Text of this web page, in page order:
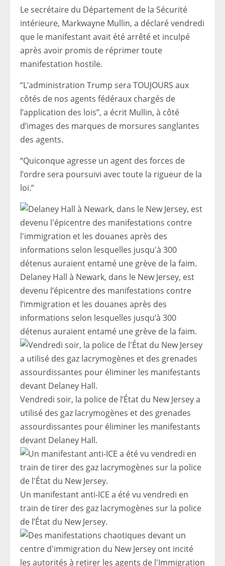
Le secrétaire du Département de la Sécurité
intérieure, Markwayne Mullin, a déclaré vendredi
que le manifestant avait été arrêté et inculpé
après avoir promis de réprimer toute
manifestation hostile.
“L’administration Trump sera TOUJOURS aux
côtés de nos agents fédéraux chargés de
l’application des lois”, a écrit Mullin, à côté
d’images des marques de morsures sanglantes
des agents.
“Quiconque agresse un agent des forces de
l’ordre sera poursuivi avec toute la rigueur de la
loi.”
Delaney Hall à Newark, dans le New Jersey, est
devenu l’épicentre des manifestations contre
l’immigration et les douanes après des
informations selon lesquelles jusqu’à 300
détenus auraient entamé une grève de la faim.
Vendredi soir, la police de l’État du New Jersey a
utilisé des gaz lacrymogènes et des grenades
assourdissantes pour éliminer les manifestants
devant Delaney Hall.
Un manifestant anti-ICE a été vu vendredi en
train de tirer des gaz lacrymogènes sur la police
de l’État du New Jersey.